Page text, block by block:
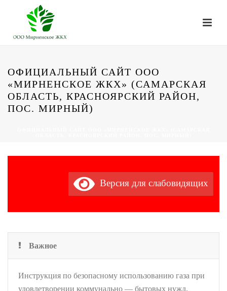
ОФИЦИАЛЬНЫЙ САЙТ ООО
«МИРНЕНСКОЕ ЖКХ» (САМАРСКАЯ
ОБЛАСТЬ, КРАСНОЯРСКИЙ РАЙОН,
ПОС. МИРНЫЙ)
Версия для слабовидящих
Важное
Инструкция по безопасному использованию газа при
удовлетворении коммунально — бытовых нужд.